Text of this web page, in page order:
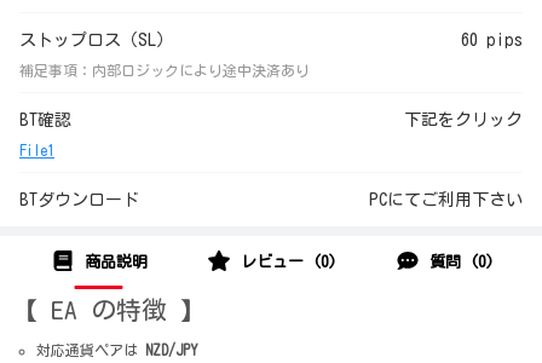
ストップロス（SL） 60 pips
補足事項：内部ロジックにより途中決済あり
BT確認 下記をクリック
File1
BTダウンロード PCにてご利用下さい
商品説明 レビュー (0) 質問 (0)
【 EA の特徴 】
対応通貨ペアは NZD/JPY